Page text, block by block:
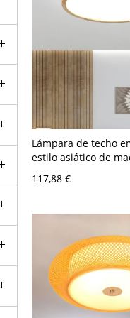
Lámpara de techo
estilo asiático de
bombilla LED - 110
117,88 €